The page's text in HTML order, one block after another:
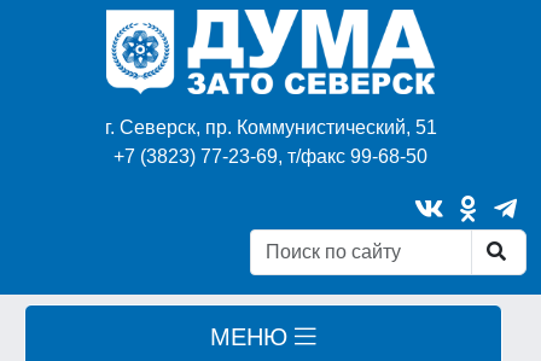
г. Северск, пр. Коммунистический, 51
+7 (3823) 77-23-69, т/факс 99-68-50
МЕНЮ